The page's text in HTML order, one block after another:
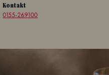
Kontakt
0155-269100